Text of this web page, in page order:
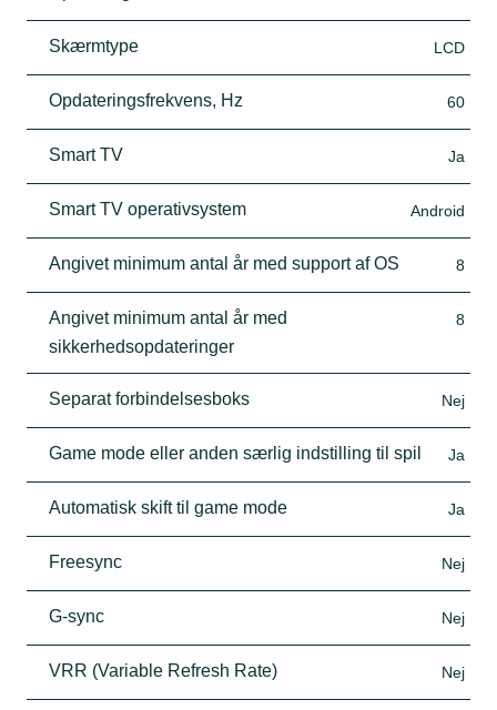
Skærmtype LCD
Opdateringsfrekvens, Hz 60
Smart TV Ja
Smart TV operativsystem Android
Angivet minimum antal år med support af OS 8
Angivet minimum antal år med
sikkerhedsopdateringer
8
Separat forbindelsesboks Nej
Game mode eller anden særlig indstilling til spil Ja
Automatisk skift til game mode Ja
Freesync Nej
G-sync Nej
VRR (Variable Refresh Rate) Nej